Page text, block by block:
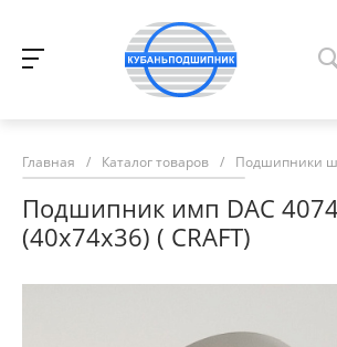
Главная / Каталог товаров / Подшипники
Подшипник имп DAC
(40х74х36) ( CRAFT)